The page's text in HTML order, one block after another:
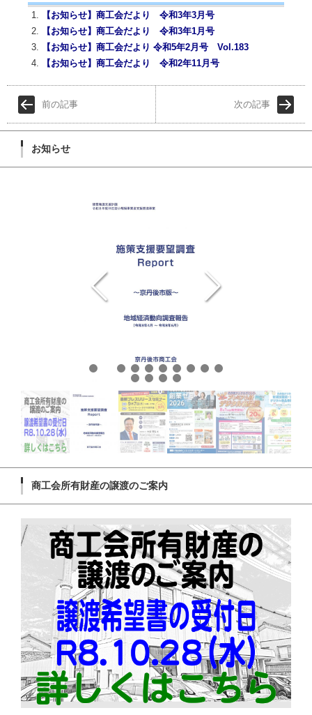
【お知らせ】商工会だより 令和3年3月号
【お知らせ】商工会だより 令和3年1月号
【お知らせ】商工会だより 令和5年2月号 Vol.183
【お知らせ】商工会だより 令和2年11月号
前の記事 次の記事
お知らせ
商工会所有財産の譲渡のご案内